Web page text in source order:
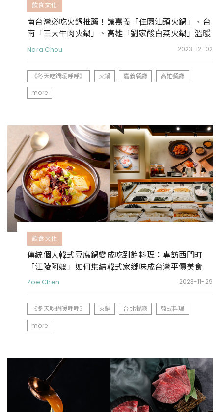
飲食文化
南台灣必吃火鍋推薦！讓嘉義「佳園汕頭火鍋」、台
南「三大牛肉火鍋」、高雄「劉家酸白菜火鍋」溫暖
你的胃
Nara Chou 2023-12-02
《冬天吃鍋暖呼呼》 火鍋 嘉義餐廳
高雄餐廳
more
飲食文化
傳統個人韓式豆腐鍋變成吃到飽料理：專訪西門町
「江陵阿嬤」如何集結韓式家鄉味成台灣平價美食
Zoe Chen 2023-11-29
《冬天吃鍋暖呼呼》 火鍋 台北餐廳
韓式料理
more